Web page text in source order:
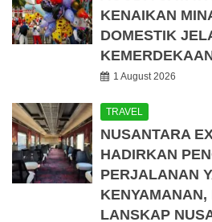
KENAIKAN
DOMESTIK
1 August 2026
TRAVEL
NUSANTARA
HADIRKAN
PERJALANAN
KENYAMANAN,
LANSKAP